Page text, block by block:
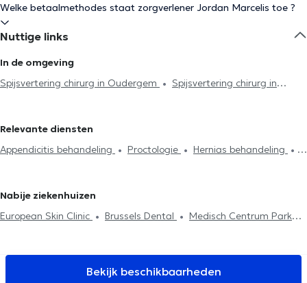
Welke betaalmethodes staat zorgverlener Jordan Marcelis toe ?
Nuttige links
In de omgeving
Spijsvertering chirurg in Oudergem
Spijsvertering chirurg in
Spijsvertering chirurg in Vorst
Agatha-Berchem
Spijsvertering chirurg in Sint-Genesius-Rode
Relevante diensten
Appendicitis behandeling
Proctologie
Hernias behandeling
Nabije ziekenhuizen
European Skin Clinic
Brussels Dental
Medisch Centrum Park
Mazi Medical Center Ixelles
Brussels Skin Center -
Bekijk beschikbaarheden